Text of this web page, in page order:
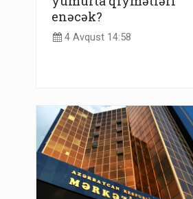
enəcək?
4 Avqust 14:58